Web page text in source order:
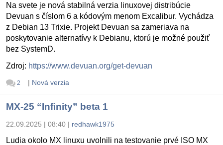
Na svete je nová stabilná verzia linuxovej distribúcie
Devuan s číslom 6 a kódovým menom Excalibur. Vychádza
z Debian 13 Trixie. Projekt Devuan sa zameriava na
poskytovanie alternatívy k Debianu, ktorú je možné použiť
bez SystemD.
Zdroj: https://www.devuan.org/get-devuan
2 | Nová verzia
MX-25 “Infinity” beta 1
22.09.2025 | 08:40 | redhawk1975
Ludia okolo MX linuxu uvolnili na testovanie prvé ISO MX